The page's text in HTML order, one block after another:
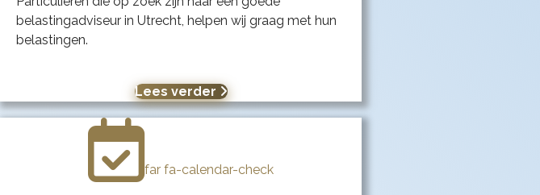
belastingadviseur in Utrecht, helpen wij graag met hun
belastingen.
Lees verder
far fa-calendar-check